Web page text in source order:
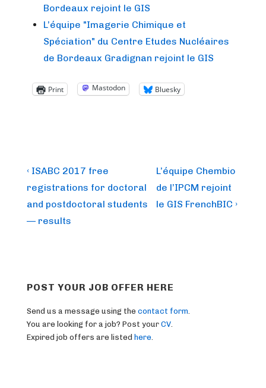
Bordeaux rejoint le GIS
L’équipe "Imagerie Chimique et
Spéciation" du Centre Etudes Nucléaires
de Bordeaux Gradignan rejoint le GIS
Print Mastodon Bluesky
Post
navigation
Previous
Post
is
‹ ISABC 2017 free
registrations for doctoral
and postdoctoral students
— results
Next
Post
is
L’équipe Chembio
de l’IPCM rejoint
le GIS FrenchBIC ›
POST YOUR JOB OFFER HERE
Send us a message using the contact form
You are looking for a job? Post your CV
Expired job offers are listed here